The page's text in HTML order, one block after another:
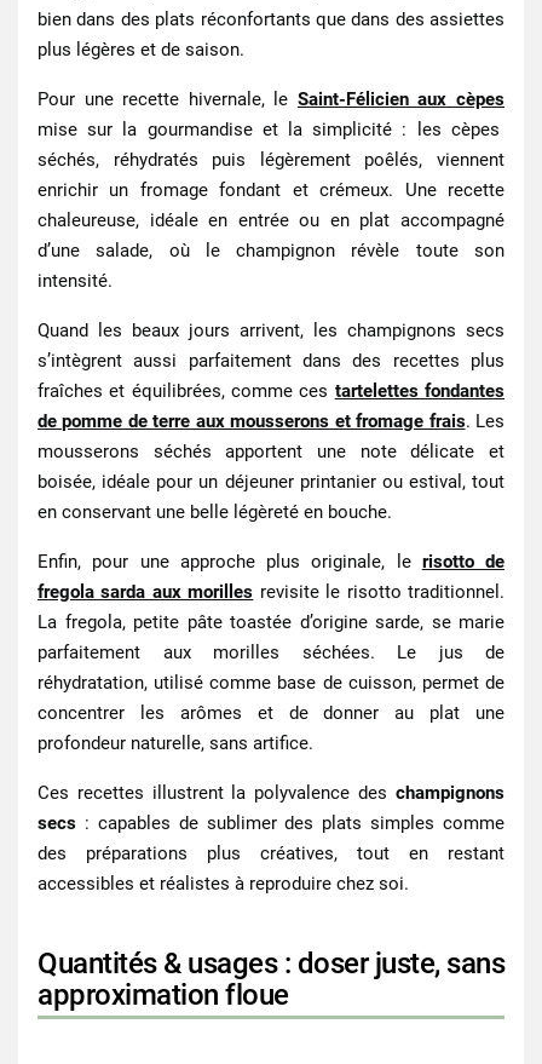
bien dans des plats réconfortants que dans des assiettes
plus légères et de saison.
Pour une recette hivernale, le Saint‑Félicien aux cèpes
mise sur la gourmandise et la simplicité : les cèpes
séchés, réhydratés puis légèrement poêlés, viennent
enrichir un fromage fondant et crémeux. Une recette
chaleureuse, idéale en entrée ou en plat accompagné
d’une salade, où le champignon révèle toute son
intensité.
Quand les beaux jours arrivent, les champignons secs
s’intègrent aussi parfaitement dans des recettes plus
fraîches et équilibrées, comme ces tartelettes fondantes
de pomme de terre aux mousserons et fromage frais. Les
mousserons séchés apportent une note délicate et
boisée, idéale pour un déjeuner printanier ou estival, tout
en conservant une belle légèreté en bouche.
Enfin, pour une approche plus originale, le risotto de
fregola sarda aux morilles revisite le risotto traditionnel.
La fregola, petite pâte toastée d’origine sarde, se marie
parfaitement aux morilles séchées. Le jus de
réhydratation, utilisé comme base de cuisson, permet de
concentrer les arômes et de donner au plat une
profondeur naturelle, sans artifice.
Ces recettes illustrent la polyvalence des champignons
secs : capables de sublimer des plats simples comme
des préparations plus créatives, tout en restant
accessibles et réalistes à reproduire chez soi.
Quantités & usages : doser juste, sans
approximation floue